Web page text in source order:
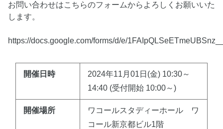
お問い合わせはこちらのフォームからよろしくお願いいた
します。
https://docs.google.com/forms/d/e/
開催日時
2024年11月01日(金) 10:30～
14:40 (受付開始 10:00～)
開催場所
ワコールスタディーホール ワ
コール新京都ビル1階